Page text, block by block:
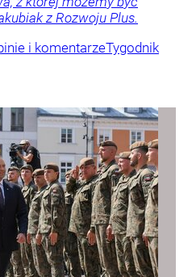
z Rozwoju Plus.
i komentarzeTygodnik